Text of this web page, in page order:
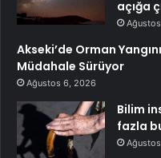
açığa
Akseki’de Orman
Müdahale Sürüyor
Ağustos 6, 2026
Bilim
fazla